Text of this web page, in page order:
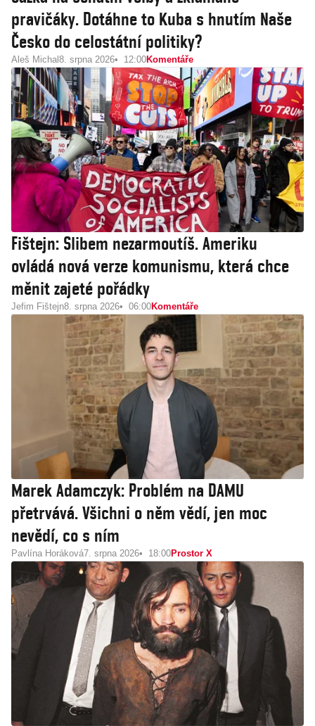
pravičáky. Dotáhne to Kuba s hnutím Naše
Česko do celostátní politiky?
Aleš Michal 8. srpna 2026 12:00Komentáře
Fištejn: Slibem nezarmoutíš. Ameriku
ovládá nová verze komunismu, která chce
měnit zajeté pořádky
Jefim Fištejn8. srpna 2026 06:00Komentáře
Marek Adamczyk: Problém na DAMU
přetrvává. Všichni o něm vědí, jen moc
nevědí, co s ním
Pavlína Horáková7. srpna 2026 18:00Prostor X